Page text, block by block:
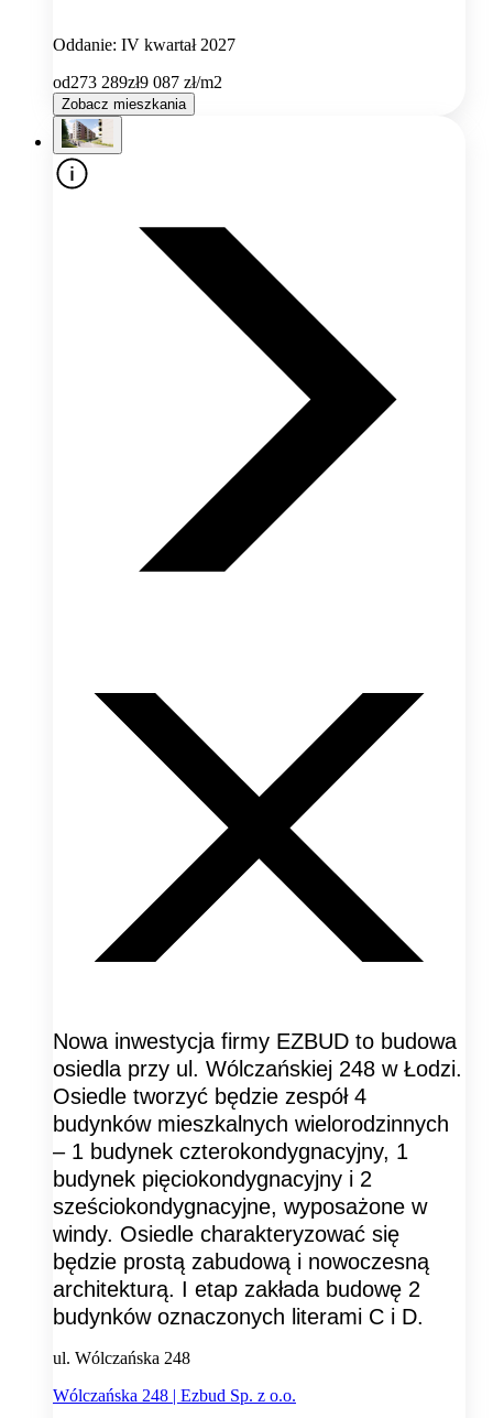
Oddanie: IV kwartał 2027
od273 289zł9 087 zł/m2
Zobacz mieszkania
Nowa inwestycja firmy EZBUD to budowa
osiedla przy ul. Wólczańskiej 248 w Łodzi.
Osiedle tworzyć będzie zespół 4
budynków mieszkalnych wielorodzinnych
– 1 budynek czterokondygnacyjny, 1
budynek pięciokondygnacyjny i 2
sześciokondygnacyjne, wyposażone w
windy. Osiedle charakteryzować się
będzie prostą zabudową i nowoczesną
architekturą. I etap zakłada budowę 2
budynków oznaczonych literami C i D.
ul. Wólczańska 248
Wólczańska 248 | Ezbud Sp. z o.o.